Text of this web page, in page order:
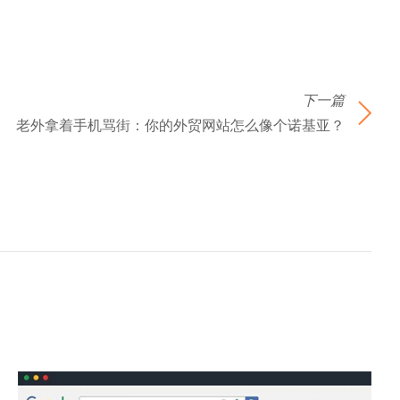
下一篇
老外拿着手机骂街：你的外贸网站怎么像个诺基亚？